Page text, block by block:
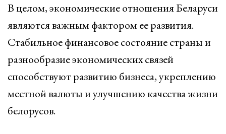
В целом, экономические отношения Беларуси
являются важным фактором ее развития.
Стабильное финансовое состояние страны и
разнообразие экономических связей
способствуют развитию бизнеса, укреплению
местной валюты и улучшению качества жизни
белорусов.